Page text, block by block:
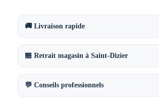
vis
140
cm
🚚 Livraison rapide
🏪 Retrait magasin à Saint-Dizier
💬 Conseils professionnels